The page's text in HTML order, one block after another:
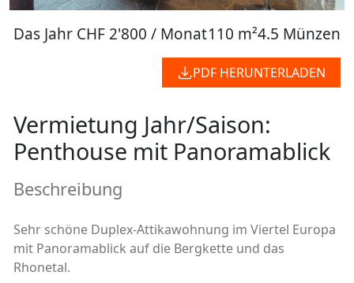
Das Jahr CHF 2'800 / Monat110 m²4.5 Münzen
PDF HERUNTERLADEN
Vermietung Jahr/Saison:
Penthouse mit Panoramablick
Beschreibung
Sehr schöne Duplex-Attikawohnung im Viertel Europa
mit Panoramablick auf die Bergkette und das
Rhonetal.